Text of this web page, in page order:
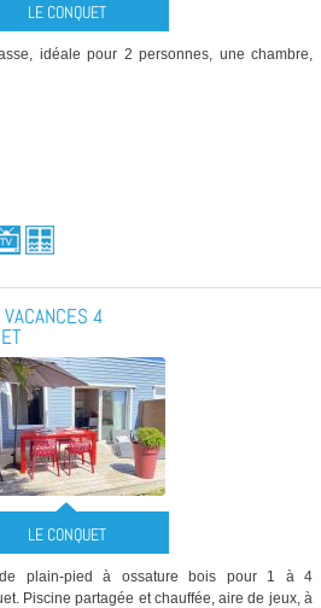
LE CONQUET
idéale pour 2 personnes, une chambre,
4
LE CONQUET
de plain-pied à ossature bois pour 1 à 4
Piscine partagée et chauffée, aire de jeux, à